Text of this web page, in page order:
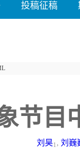
投稿征稿
节目
刘昊1,刘巍